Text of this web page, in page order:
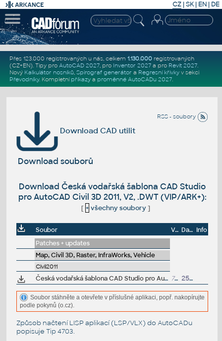
CZ | SK| EN | DE
Přes 123.000 registrovaných u nás, celkem 1.130.000registrovaných
(CZ+EN). Tipy pro AutoCAD 2027, pro Inventor 2027a pro Revit 2027.
Nový Kalkulátor nosníků, Spirograf generátor a Regresní křivkyv sekci
Převodníky. Kompletní příkazya proměnné AutoCADu 2027.
RSS - soubory
Download CAD utilit
Download souborů
Download Česká vodařská šablona CAD Studio
pro AutoCAD Civil 3D 2011, V2, .DWT (VIP/ARK+):
[ + všechny soubory]
Soubor Velikost Datum Info
Patches + updates
Map, Civil 3D, Raster, InfraWorks, Vehicle
Civil2011
Česká vodařská šablona CAD Studio pro AutoCAD Civil 3D 2011, V2, .DWT (VIP/ARK+) 729kB 25.8.2010
Soubor stáhněte a otevřete v příslušné aplikaci, popř. nakopírujte
podle pokynů (o.cz).
Způsob načtení LISP aplikací (LSP/VLX) do AutoCADu
popisuje Tip 4703.